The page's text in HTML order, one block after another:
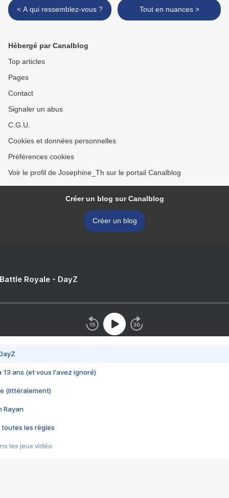
< A qui ressemblez-vous ? Tout en nuances >
Hébergé par Canalblog
Top articles
Pages
Contact
Signaler un abus
C.G.U.
Cookies et données personnelles
Préférences cookies
Voir le profil de Josephine_Th sur le portail Canalblog
Créer un blog sur Canalblog
Créer un blog
Royale - DayZ
13 ans (et vous l'avez ignoré)
(littéralement)
Rayan
toutes les règles
les jeux vidéo